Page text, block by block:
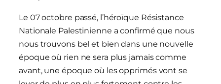
Le 07 octobre passé, l’héroïque Résistance
Nationale Palestinienne a confirmé que nous
nous trouvons bel et bien dans une nouvelle
époque où rien ne sera plus jamais comme
avant, une époque où les opprimés vont se